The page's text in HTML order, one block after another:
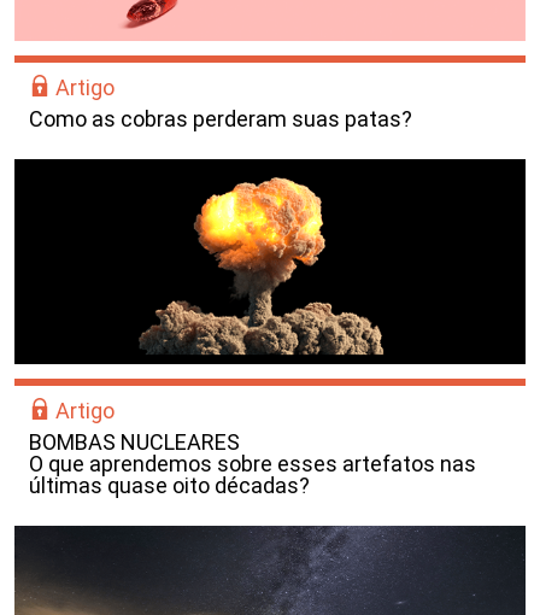
Artigo
Como as cobras perderam suas patas?
Artigo
BOMBAS NUCLEARES
O que aprendemos sobre esses artefatos nas
últimas quase oito décadas?